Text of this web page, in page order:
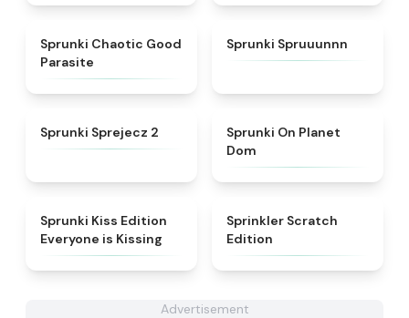
★ 4.3
Sprunki Chaotic Good
Parasite
Sprunki Spruuunnn
★
Sprunki Sprejecz 2
Sprunki On Planet
Dom
Sprunki Kiss Edition
Everyone is Kissing
Sprinkler Scratch
Edition
Advertisement